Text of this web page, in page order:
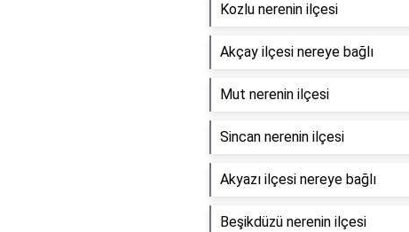
Kozlu nerenin ilçesi
Akçay ilçesi nereye bağlı
Mut nerenin ilçesi
Sincan nerenin ilçesi
Akyazı ilçesi nereye bağlı
Beşikdüzü nerenin ilçesi